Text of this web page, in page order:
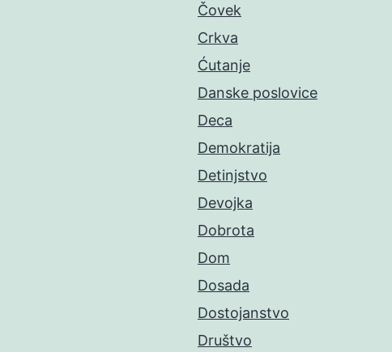
Čovek
Crkva
Ćutanje
Danske poslovice
Deca
Demokratija
Detinjstvo
Devojka
Dobrota
Dom
Dosada
Dostojanstvo
Društvo